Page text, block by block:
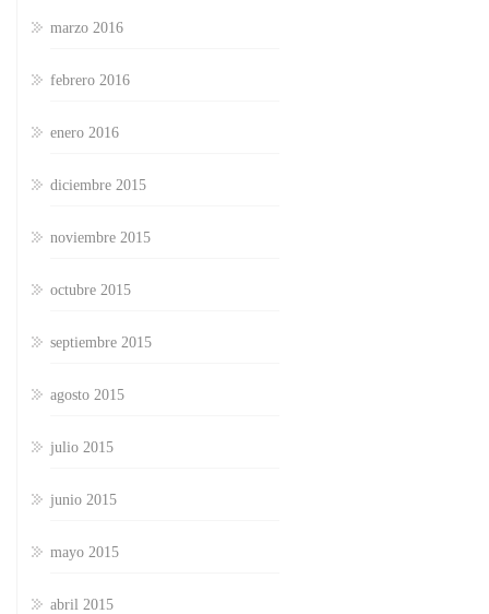
marzo 2016
febrero 2016
enero 2016
diciembre 2015
noviembre 2015
octubre 2015
septiembre 2015
agosto 2015
julio 2015
junio 2015
mayo 2015
abril 2015